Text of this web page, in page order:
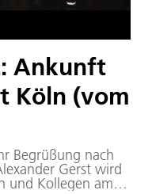
Ankunft
Köln (vom
Begrüßung nach
Gerst wird
und Kollegen am